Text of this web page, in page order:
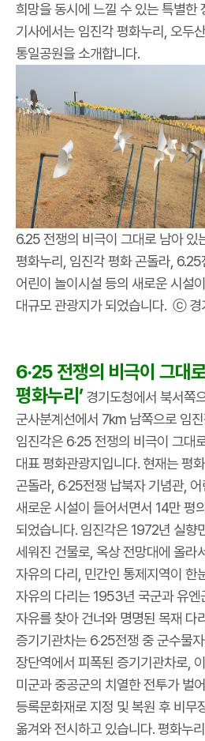
희망을 동시에 느낄 수 있는 특별한
기사에서는 임진각 평화누리, 오두
통일공원을 소개합니다.
6.25 전쟁의 비극이 그대로 남아 있
평화누리, 임진각 평화 곤돌라, 6.25
어린이 놀이시설 등의 새로운 시설
대규모 관광지가 되었습니다. ⓒ 경
6‧25 전쟁의 비극이 그대
평화누리’ 경기도청에서 북서쪽
군사분계선에서 7km 남쪽으로 임
임진각은 6‧25 전쟁의 비극이 그대
대표 평화관광지입니다. 현재는 평
곤돌라, 6‧25전쟁 납북자 기념관,
새로운 시설이 들어서면서 14만 평
되었습니다. 임진각은 1972년 실향
세워진 건물로, 옥상 전망대에 올라
자유의 다리, 민간인 통제지역이 한
자유의 다리는 1953년 국군과 유엔
자유를 찾아 건너와 명명된 목재 다
증기기관차는 6‧25전쟁 중 군수물
장단역에서 피폭된 증기기관차로,
미군과 중공군의 치열한 전투가 벌
등록문화재로 지정 및 복원 후 비무
옮겨와 전시하고 있습니다. 평화누